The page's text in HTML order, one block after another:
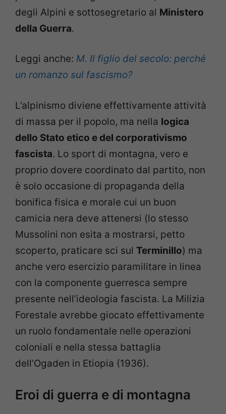
degli Alpini e sottosegretario al Ministero
della Guerra.
Leggi anche: M. Il figlio del secolo: perché
un romanzo sul fascismo?
L’alpinismo diviene effettivamente attività
di massa per il popolo, ma nella logica
dello Stato etico e del corporativismo
fascista. Lo sport di montagna, vero e
proprio dovere coordinato dal partito, non
è solo occasione di propaganda della
bonifica fisica e morale cui un buon
camicia nera deve attenersi (lo stesso
Mussolini non esita a mostrarsi, petto
scoperto, praticare sci sul Terminillo) ma
anche vero esercizio paramilitare in linea
con la componente guerresca sempre
presente nell’ideologia fascista. La Milizia
Forestale avrebbe giocato effettivamente
un ruolo fondamentale nelle operazioni
coloniali e nella stessa battaglia
dell’Ogaden in Etiopia (1936).
Eroi di guerra e di montagna